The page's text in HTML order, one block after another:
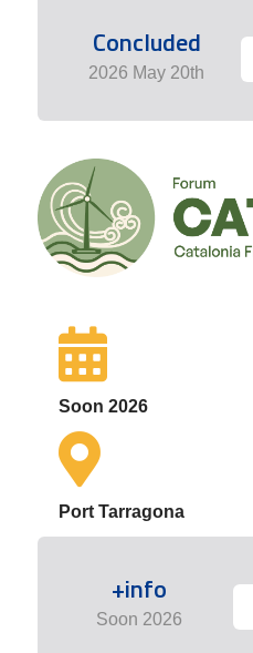
Concluded
2026 May 20th
Soon 2026
Port Tarragona
+info
Soon 2026